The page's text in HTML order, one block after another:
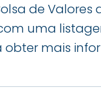
de Valores
com uma
obter mais